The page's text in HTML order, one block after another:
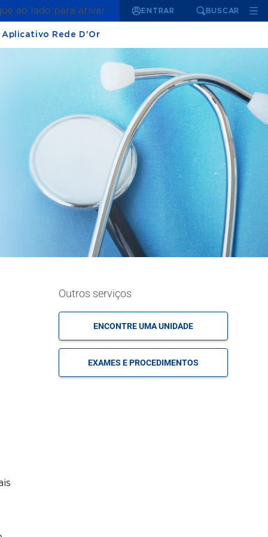
ao lado para ativar ENTRAR BUSCAR
Aplicativo Rede D'Or
Outros serviços
ENCONTRE UMA UNIDADE
EXAMES E PROCEDIMENTOS